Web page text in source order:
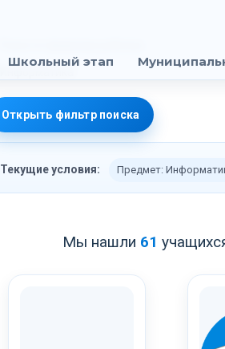
Школьный этап
Открыть фильтр поиска
Текущие условия: Предмет:
Мы нашли 61